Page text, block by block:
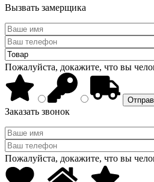
Вызвать замерщика
Пожалуйста, докажите, что вы
Заказать звонок
Пожалуйста, докажите, что вы